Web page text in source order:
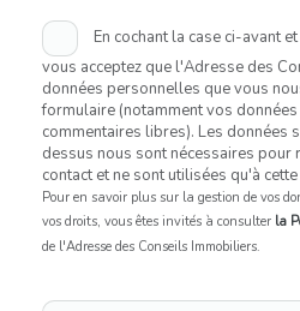
En cochant la case ci-avant
vous acceptez que l'Adresse des
données personnelles que vous
formulaire (notamment vos
commentaires libres). Les données
dessus nous sont nécessaires
contact et ne sont utilisées qu'à cette
Pour en savoir plus sur la gestion de vos
vos droits, vous êtes invités à consulter la
de l'Adresse des Conseils Immobiliers.